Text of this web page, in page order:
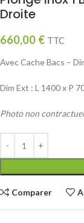
Droite
660,00 € TTC
Avec Cache Bacs –
Dim Ext : L 1400 x P
Photo non
Comparer